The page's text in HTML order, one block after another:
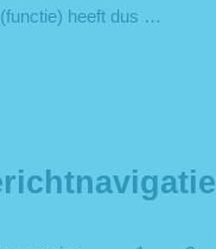
heeft dus …